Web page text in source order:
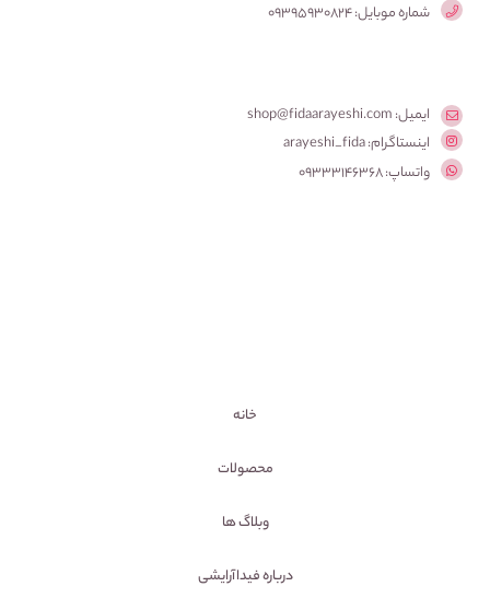
شماره موبایل: 09395930824
ایمیل: shop@fidaarayeshi.com
اینستاگرام: arayeshi_fida
واتساپ: 09333146368
خانه
محصولات
وبلاگ ها
درباره فیداآرایشی